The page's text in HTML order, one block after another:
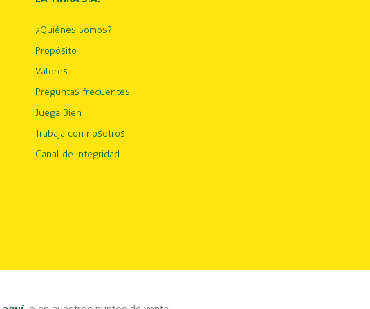
¿Quiénes somos?
Propósito
Valores
Preguntas frecuentes
Juega Bien
Trabaja con nosotros
Canal de Integridad